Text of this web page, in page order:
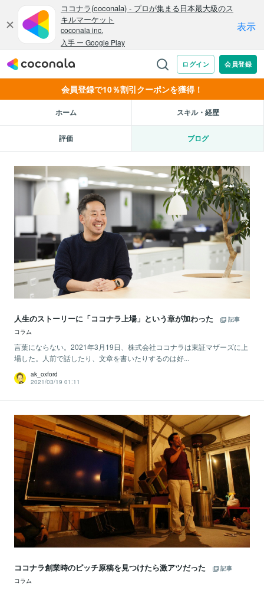
会員登録で10％割引クーポンを獲得！
ホーム スキル・経歴
評価 ブログ
人生のストーリーに「ココナラ上場」という章が加わった
記事
コラム
言葉にならない。2021年3月19日、株式会社ココナラは東証マザーズに上
場した。人前で話したり、文章を書いたりするのは好...
ak_oxford
2021/03/19 01:11
ココナラ創業時のピッチ原稿を見つけたら激アツだった
記事
コラム